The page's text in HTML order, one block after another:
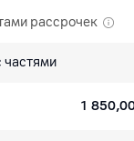
рассрочек
частями
1